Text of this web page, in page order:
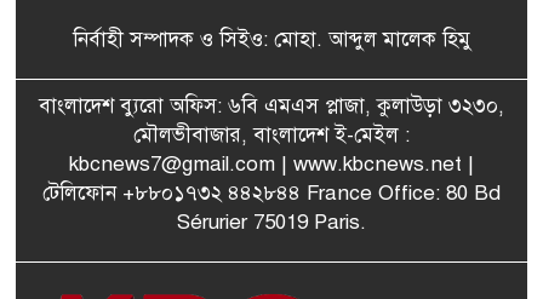
পরিকল্পনা মন্ত্রণালয়ের স্থায়ী
কমিটি সদস্য হলেন এমপি শকু
মৌলভীবাজারের রাজনগরে
নির্বাহী সম্পাদক ও সিইও: মোহা. আব্দুল মালেক হিমু
বাংলাদেশ ব্যুরো অফিস: ৬বি এমএস প্লাজা, কুলাউড়া ৩২৩০,
মৌলভীবাজার, বাংলাদেশ ই-মেইল :
kbcnews7@gmail.com | www.kbcnews.net |
টেলিফোন +৮৮০১৭৩২ ৪৪২৮৪৪ France Office: 80 Bd
Sérurier 75019 Paris.